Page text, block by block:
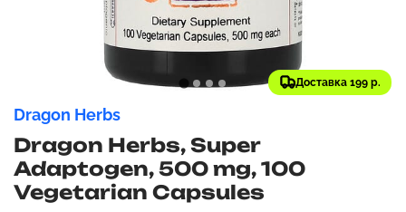
Доставка 199 р.
Dragon Herbs
Dragon Herbs, Super
Adaptogen, 500 mg, 100
Vegetarian Capsules